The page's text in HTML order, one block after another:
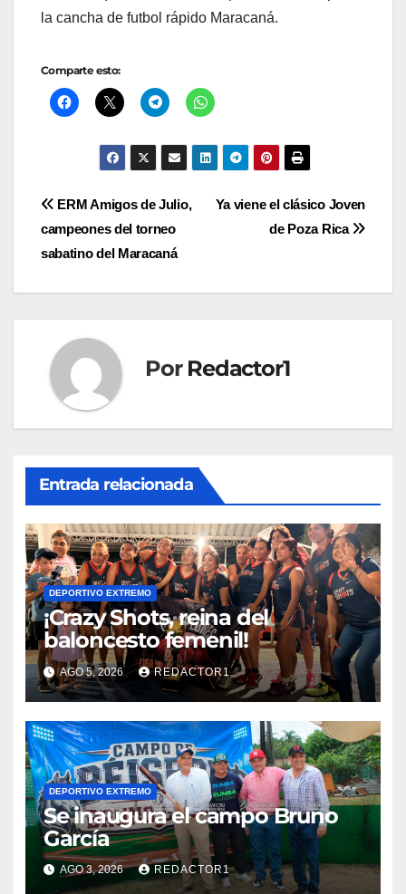
la cancha de futbol rápido Maracaná.
Comparte esto:
Navegación
de
entradas
Ya viene el clásico Joven
de Poza Rica
ERM Amigos de Julio,
campeones del torneo
sabatino del Maracaná
Por Redactor1
Entrada relacionada
DEPORTIVO EXTREMO
¡Crazy Shots, reina del
baloncesto femenil!
AGO 5, 2026 REDACTOR1
DEPORTIVO EXTREMO
Se inaugura el campo Bruno
García
AGO 3, 2026 REDACTOR1